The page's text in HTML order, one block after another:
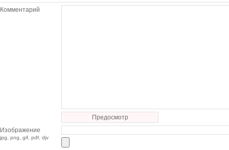
Комментарий
Предосмотр
Изображение
jpg, png, gif, pdf, djv